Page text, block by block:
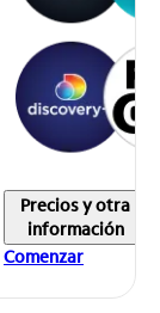
Precios y otra
información
Comenzar